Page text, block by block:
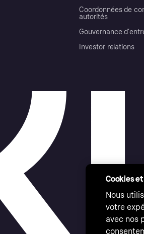
Coordonnées de
autorités
Gouvernance
Investor relations
Cookies
Nous
votre
avec nos